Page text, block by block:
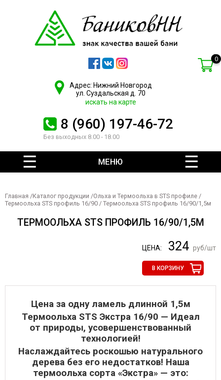
Адрес: Нижний Новгород
ул. Суздальская д. 70
искать на карте
8 (960) 197-46-72
Без выходных 8.00 - 18.00
0
МЕНЮ
Главная /Каталог продукции /Ольха и Термоольха в STS профиле /
Термоольха STS профиль 16/90 / Термоольха STS профиль 16/90/1,5м
ТЕРМООЛЬХА STS ПРОФИЛЬ 16/90/1,5М
ЦЕНА: 324 руб/шт
В КОРЗИНУ
Цена за одну ламель длинной 1,5м
Термоольха STS Экстра 16/90 — Идеал
от природы, усовершенствованный
технологией!
Наслаждайтесь роскошью натурального
дерева без его недостатков! Наша
термоольха сорта «Экстра» — это: